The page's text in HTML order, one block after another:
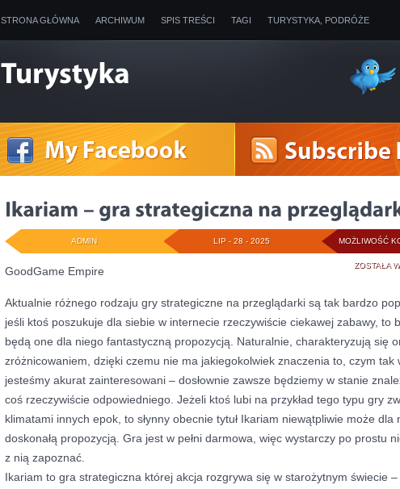
STRONA GŁÓWNA ARCHIWUM SPIS TREŚCI TAGI TURYSTYKA, PODRÓŻE
MOŻLIWOŚĆ
ZOSTAŁA
LIP - 28 - 2025
ADMIN
GoodGame Empire
Aktualnie różnego rodzaju gry strategiczne na przeglądarki są tak bardzo
jeśli ktoś poszukuje dla siebie w internecie rzeczywiście ciekawej zabawy, to
będą one dla niego fantastyczną propozycją. Naturalnie, charakteryzują się
zróżnicowaniem, dzięki czemu nie ma jakiegokolwiek znaczenia to, czym tak
jesteśmy akurat zainteresowani – dosłownie zawsze będziemy w stanie
coś rzeczywiście odpowiedniego. Jeżeli ktoś lubi na przykład tego typu gry
klimatami innych epok, to słynny obecnie tytuł Ikariam niewątpliwie może dla
doskonałą propozycją. Gra jest w pełni darmowa, więc wystarczy po prostu
z nią zapoznać.
Ikariam to gra strategiczna której akcja rozgrywa się w starożytnym świecie